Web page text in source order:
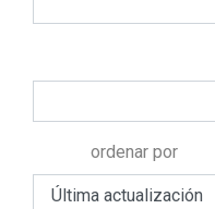
ordenar por